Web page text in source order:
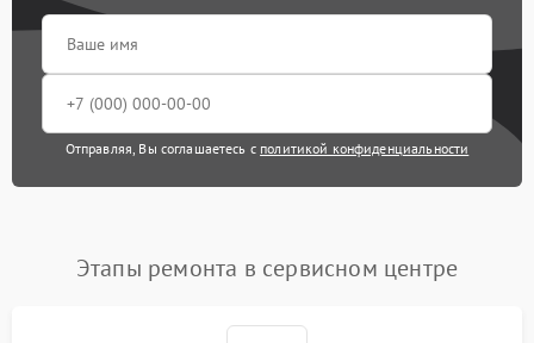
Отправляя, Вы соглашаетесь с политикой конфиденциальности
Этапы ремонта в сервисном центре